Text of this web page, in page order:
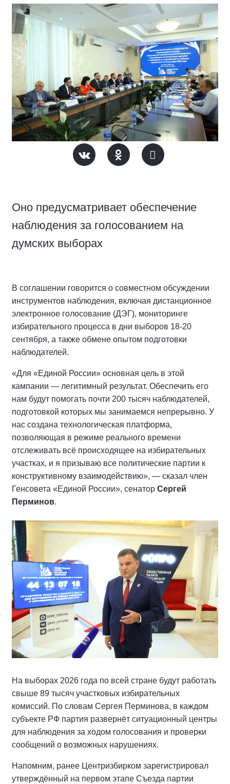
Оно предусматривает обеспечение
наблюдения за голосованием на
думских выборах
В соглашении говорится о совместном обсуждении
инструментов наблюдения, включая дистанционное
электронное голосование (ДЭГ), мониторинге
избирательного процесса в дни выборов 18-20
сентября, а также обмене опытом подготовки
наблюдателей.
«Для «Единой России» основная цель в этой
кампании — легитимный результат. Обеспечить его
нам будут помогать почти 200 тысяч наблюдателей,
подготовкой которых мы занимаемся непрерывно. У
нас создана технологическая платформа,
позволяющая в режиме реального времени
отслеживать всё происходящее на избирательных
участках, и я призываю все политические партии к
конструктивному взаимодействию», — сказал член
Генсовета «Единой России», сенатор Сергей
Перминов.
На выборах 2026 года по всей стране будут работать
свыше 89 тысяч участковых избирательных
комиссий. По словам Сергея Перминова, в каждом
субъекте РФ партия развернёт ситуационный центры
для наблюдения за ходом голосования и проверки
сообщений о возможных нарушениях.
Напомним, ранее Центризбирком зарегистрировал
утверждённый на первом этапе Съезда партии